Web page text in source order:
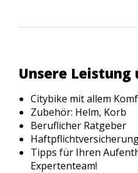
Unsere Leistung
Citybike mit allem
Zubehör: Helm, Korb
Beruflicher Ratgeber
Tipps für Ihren
Expertenteam!